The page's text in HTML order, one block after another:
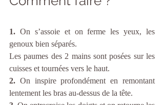
1. On s’assoie et on ferme les yeux, les
genoux bien séparés.
Les paumes des 2 mains sont posées sur les
cuisses et tournées vers le haut.
2. On inspire profondément en remontant
lentement les bras au-dessus de la tête.